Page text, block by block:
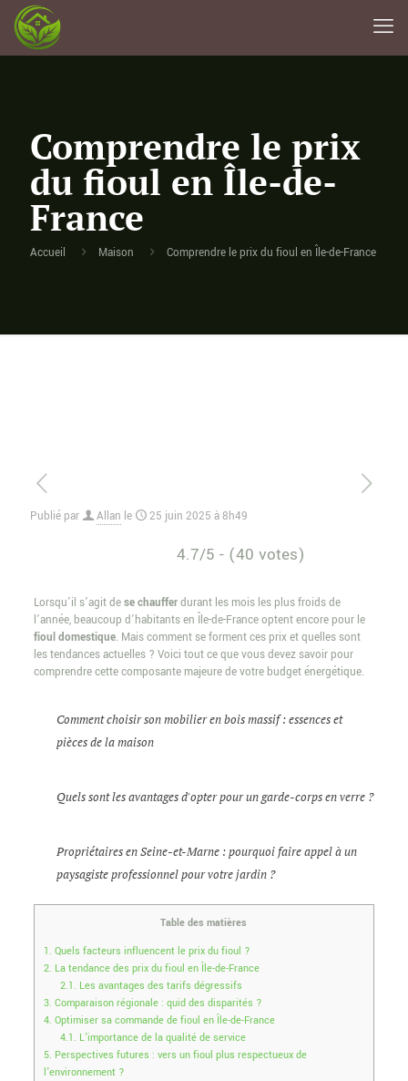
Comprendre le prix
du fioul en Île-de-
France
Accueil Maison Comprendre le prix du fioul en Île-de-France
Publié par Allan le 25 juin 2025 à 8h49
4.7/5 - (40 votes)
Lorsqu’il s’agit dese chaufferdurant les mois les plus froids de
l’année, beaucoup d’habitants en Île-de-France optent encore pour le
fioul domestique. Mais comment se forment ces prix et quelles sont
les tendances actuelles ? Voici tout ce que vous devez savoir pour
comprendre cette composante majeure de votre budget énergétique.
Comment choisir son mobilier en bois massif : essences et
pièces de la maison
Quels sont les avantages d'opter pour un garde-corps en verre ?
Propriétaires en Seine-et-Marne : pourquoi faire appel à un
paysagiste professionnel pour votre jardin ?
Table des matières
1. Quels facteurs influencent le prix du fioul ?
2. La tendance des prix du fioul en Île-de-France
2.1. Les avantages des tarifs dégressifs
3. Comparaison régionale : quid des disparités ?
4. Optimiser sa commande de fioul en Île-de-France
4.1. L’importance de la qualité de service
5. Perspectives futures : vers un fioul plus respectueux de
l’environnement ?